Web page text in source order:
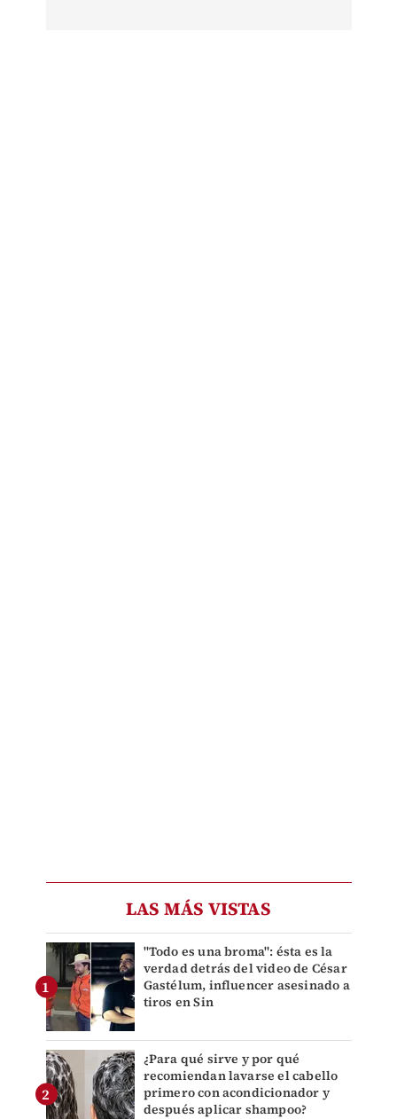
LAS MÁS VISTAS
"Todo es una broma": ésta es la
verdad detrás del video de César
Gastélum, influencer asesinado a
tiros en Sin
¿Para qué sirve y por qué
recomiendan lavarse el cabello
primero con acondicionador y
después aplicar shampoo?